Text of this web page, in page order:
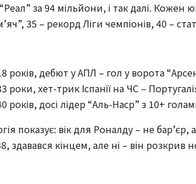
за 94 мільйони, і так далі. Кожен
35 – рекорд Ліги чемпіонів, 40 –
років, дебют у АПЛ – гол у ворота
роки, хет-трик Іспанії на ЧС –
років, досі лідер “Аль-Наср” з 10+
показує: вік для Роналду – не бар’єр,
здавався кінцем, але ні – він розкрив